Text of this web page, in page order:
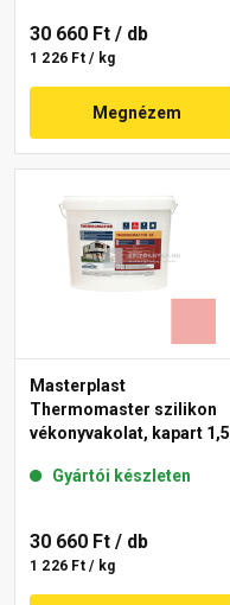
30 660 Ft / db
1 226 Ft / kg
Megnézem
Masterplast
Thermomaster szilikon
vékonyvakolat, kapart 1,5
Gyártói készleten
30 660 Ft / db
1 226 Ft / kg